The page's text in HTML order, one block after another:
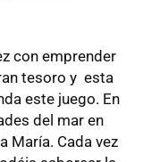
con emprender
tesoro y esta
este juego. En
del mar en
María. Cada vez